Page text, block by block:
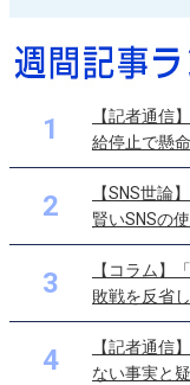
1
【記者通信
給停止で懸
2
【SNS世論
賢いSNSの
3
【コラム】
敗戦を反省
4
【記者通信
ない事実と